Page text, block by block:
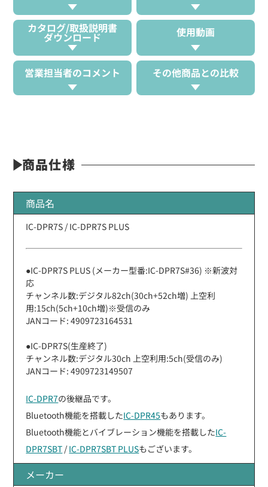
カタログ/取扱説明書
ダウンロード 使用動画
営業担当者のコメント その他商品との比較
商品仕様
商品名
IC-DPR7S / IC-DPR7S PLUS
●IC-DPR7S PLUS (メーカー型番:IC-DPR7S#36) ※新波対
応
チャンネル数:デジタル82ch(30ch+52ch増) 上空利
用:15ch(5ch+10ch増)※受信のみ
JANコード: 4909723164531
●IC-DPR7S(生産終了)
チャンネル数:デジタル30ch 上空利用:5ch(受信のみ)
JANコード: 4909723149507
IC-DPR7の後継品です。
Bluetooth機能を搭載したIC-DPR45もあります。
Bluetooth機能とバイブレーション機能を搭載したIC-
DPR7SBT / IC-DPR7SBT PLUSもございます。
メーカー